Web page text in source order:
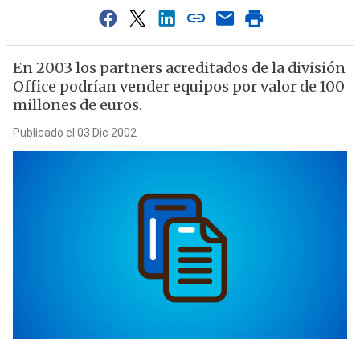
En 2003 los partners acreditados de la división
Office podrían vender equipos por valor de 100
millones de euros.
Publicado el 03 Dic 2002